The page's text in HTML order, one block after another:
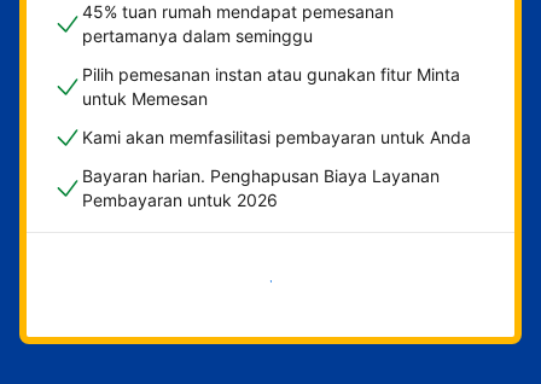
45% tuan rumah mendapat pemesanan
pertamanya dalam seminggu
Pilih pemesanan instan atau gunakan fitur Minta
untuk Memesan
Kami akan memfasilitasi pembayaran untuk Anda
Bayaran harian. Penghapusan Biaya Layanan
Pembayaran untuk 2026
Mulai sekarang